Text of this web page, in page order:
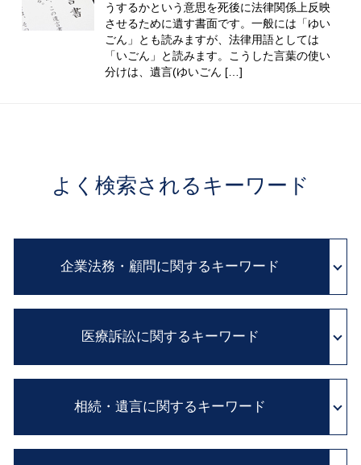
うするかという意思を死後に法律関係上反映
させるために遺す書面です。一般には「ゆい
ごん」とも読みますが、法律用語としては
「いごん」と読みます。こうした言葉の使い
分けは、遺言(ゆいごん […]
よく検索されるキーワード
企業法務・顧問に関するキーワード
民法改正 契約書 見直し
契約書 チェック
職場 ハラスメント
会社 内部告発
医療訴訟に関するキーワード
医療過誤 示談交渉 期間
医師 説明義務違反
相続・遺言に関するキーワード